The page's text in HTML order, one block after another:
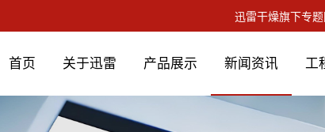
首页 关于迅雷 产品展示 新闻资讯 工